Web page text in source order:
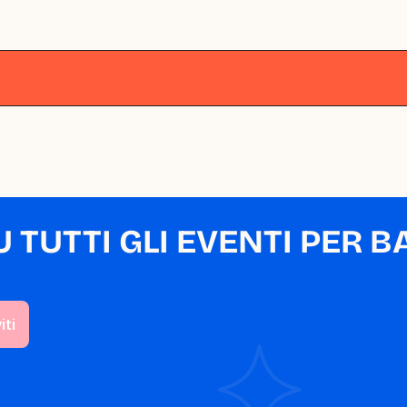
TUTTI GLI EVENTI PER